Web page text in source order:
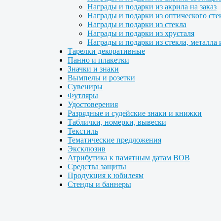
Награды и подарки из акрила на заказ
Награды и подарки из оптического
Награды и подарки из стекла
Награды и подарки из хрусталя
Награды и подарки из стекла, металла
Тарелки декоративные
Панно и плакетки
Значки и знаки
Вымпелы и розетки
Сувениры
Футляры
Удостоверения
Разрядные и судейские знаки и книжки
Таблички, номерки, вывески
Текстиль
Тематические предложения
Эксклюзив
Атрибутика к памятным датам ВОВ
Средства защиты
Продукция к юбилеям
Стенды и баннеры